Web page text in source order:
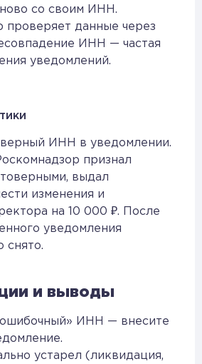
со своим ИНН.
проверяет данные через
ИНН — частая
уведомлений.
ИНН в уведомлении.
признал
выдал
изменения и
на 10 000 ₽. После
уведомления
снято.
и выводы
ИНН — внесите
устарел (ликвидация,